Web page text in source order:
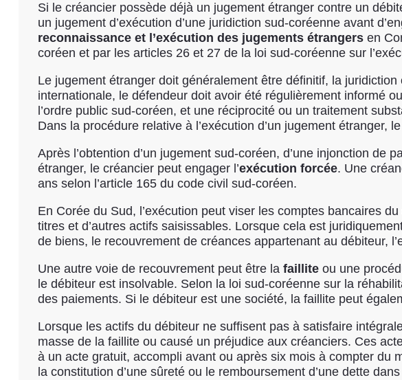
Si le créancier possède déjà un jugement étranger contre un
un jugement d’exécution d’une juridiction sud-coréenne avant
reconnaissance et l’exécution des jugements étrangers en
coréen et par les articles 26 et 27 de la loi sud-coréenne sur
Le jugement étranger doit généralement être définitif, la
internationale, le défendeur doit avoir été régulièrement informé
l’ordre public sud-coréen, et une réciprocité ou un traitement
Dans la procédure relative à l’exécution d’un jugement
Après l’obtention d’un jugement sud-coréen, d’une injonction de
étranger, le créancier peut engager l’exécution forcée. Une
ans selon l’article 165 du code civil sud-coréen.
En Corée du Sud, l’exécution peut viser les comptes bancaires
titres et d’autres actifs saisissables. Lorsque cela est
de biens, le recouvrement de créances appartenant au débiteur,
Une autre voie de recouvrement peut être lafaillite ou une
le débiteur est insolvable. Selon la loi sud-coréenne sur la
des paiements. Si le débiteur est une société, la faillite peut
Lorsque les actifs du débiteur ne suffisent pas à satisfaire
masse de la faillite ou causé un préjudice aux créanciers. Ces
à un acte gratuit, accompli avant ou après six mois à compter du
la constitution d’une sûreté ou le remboursement d’une dette